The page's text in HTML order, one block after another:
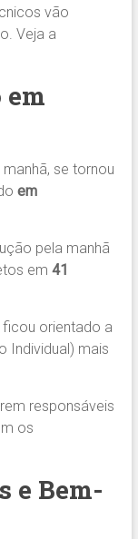
vão
Veja a
se tornou
em
pela manhã
em 41
ficou orientado a
Individual) mais
responsáveis
os
e Bem-